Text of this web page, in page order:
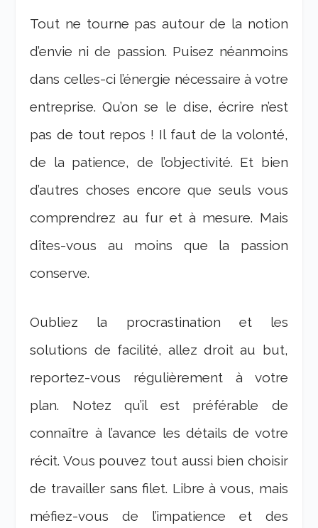
Tout ne tourne pas autour de la notion
d’envie ni de passion. Puisez néanmoins
dans celles-ci l’énergie nécessaire à votre
entreprise. Qu’on se le dise, écrire n’est
pas de tout repos ! Il faut de la volonté,
de la patience, de l’objectivité. Et bien
d’autres choses encore que seuls vous
comprendrez au fur et à mesure. Mais
dîtes-vous au moins que la passion
conserve.
Oubliez la procrastination et les
solutions de facilité, allez droit au but,
reportez-vous régulièrement à votre
plan. Notez qu’il est préférable de
connaître à l’avance les détails de votre
récit. Vous pouvez tout aussi bien choisir
de travailler sans filet. Libre à vous, mais
méfiez-vous de l’impatience et des